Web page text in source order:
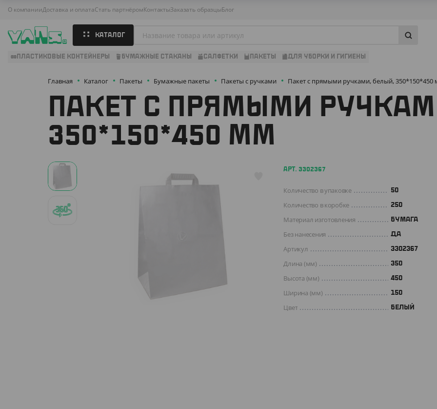
О компанииДоставка и оплатаСтать партнёромКонтактыЗаказать образцыБлог
КАТАЛОГ
ПЛАСТИКОВЫЕ КОНТЕЙНЕРЫ БУМАЖНЫЕ СТАКАНЫ САЛФЕТКИ ПАКЕТЫ ДЛЯ УБОРКИ И ГИГИЕНЫ
Главная Каталог Пакеты Бумажные пакеты Пакеты с ручками Пакет с прямыми ручками, белый, 350*150*450
ПАКЕТ С ПРЯМЫМИ
350*150*450 ММ
АРТ. 3302367
Количество в упаковке 50
Количество в коробке 250
Материал изготовления БУМАГА
Без нанесения ДА
Артикул 3302367
Длина (мм) 350
Высота (мм) 450
Ширина (мм) 150
Цвет БЕЛЫЙ